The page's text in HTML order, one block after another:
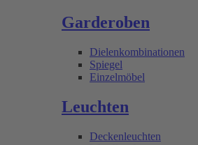
Garderoben
Dielenkombinationen
Spiegel
Einzelmöbel
Leuchten
Deckenleuchten